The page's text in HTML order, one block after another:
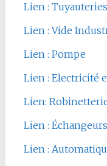
Lien :
Lien : Vide
Lien : Pompe
Lien : Electricité
Lien:
Lien :
Lien :